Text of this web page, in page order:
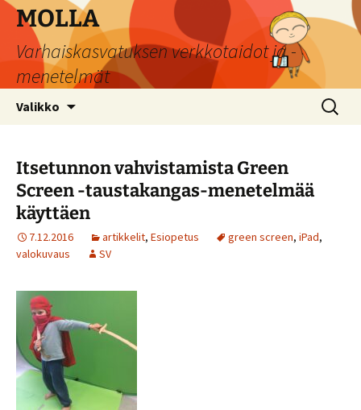
Siirry
sisältöön
MOLLA
Varhaiskasvatuksen verkkotaidot ja -
menetelmät
Valikko Haku:
Itsetunnon vahvistamista Green
Screen -taustakangas-menetelmää
käyttäen
7.12.2016 artikkelit, Esiopetus green screen, iPad,
valokuvaus
SV